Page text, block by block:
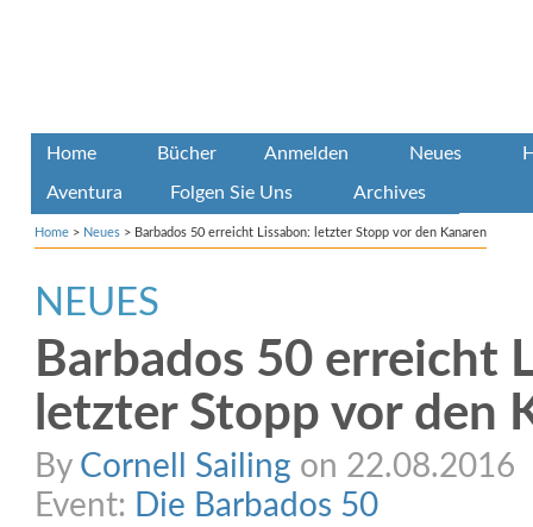
Home Bücher Anmelden Neues
Aventura Folgen Sie Uns Archives
Home > Neues > Barbados 50 erreicht Lissabon: letzter Stopp vor den Kanaren
NEUES
Barbados 50 erreicht
letzter Stopp vor den
By Cornell Sailing on 22.08.2016
Event: Die Barbados 50